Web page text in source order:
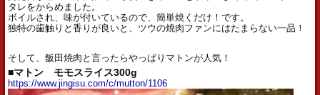
タレをからめました。
ボイルされ、味が付いているので、簡単焼くだけ！です。
独特の歯触りと香りが良いと、ツウの焼肉ファンにはたまらない一品！
そして、飯田焼肉と言ったらやっぱりマトンが人気！
■マトン モモスライス300g
https://www.jingisu.com/c/mutton/1106